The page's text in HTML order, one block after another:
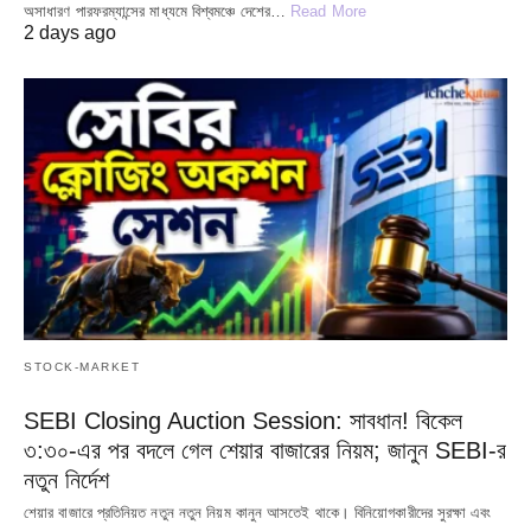
অসাধারণ পারফরম্যান্সের মাধ্যমে বিশ্বমঞ্চে দেশের… Read More
2 days ago
STOCK-MARKET
SEBI Closing Auction Session: সাবধান! বিকেল
৩:৩০-এর পর বদলে গেল শেয়ার বাজারের নিয়ম; জানুন SEBI-র
নতুন নির্দেশ
শেয়ার বাজারে প্রতিনিয়ত নতুন নতুন নিয়ম কানুন আসতেই থাকে। বিনিয়োগকারীদের সুরক্ষা এবং